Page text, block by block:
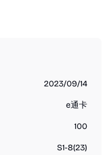
2023/09/14
e通卡
100
S1-8(23)